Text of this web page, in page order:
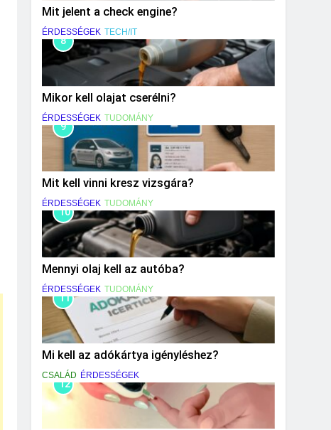
Mit jelent a check engine?
ÉRDESSÉGEK TECH/IT
8
Mikor kell olajat cserélni?
ÉRDESSÉGEK TUDOMÁNY
9
Mit kell vinni kresz vizsgára?
ÉRDESSÉGEK TUDOMÁNY
10
Mennyi olaj kell az autóba?
ÉRDESSÉGEK TUDOMÁNY
11
Mi kell az adókártya igényléshez?
CSALÁD ÉRDESSÉGEK
12